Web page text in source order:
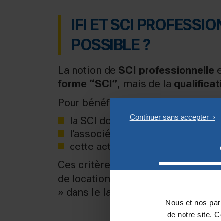
Nous et nos
de notre site.
IFI ET SCI
POSSIBLE ?
La notion de SCI professionnelle
forme “SCI”, mais de la
Pour bénéficier d’une
la SCI doit exercer uneactivité
l’associé doit y exercer un
cette activité doit constituer
Ces critères sont strictement
de location patrimoniale
» dans le langage courant.